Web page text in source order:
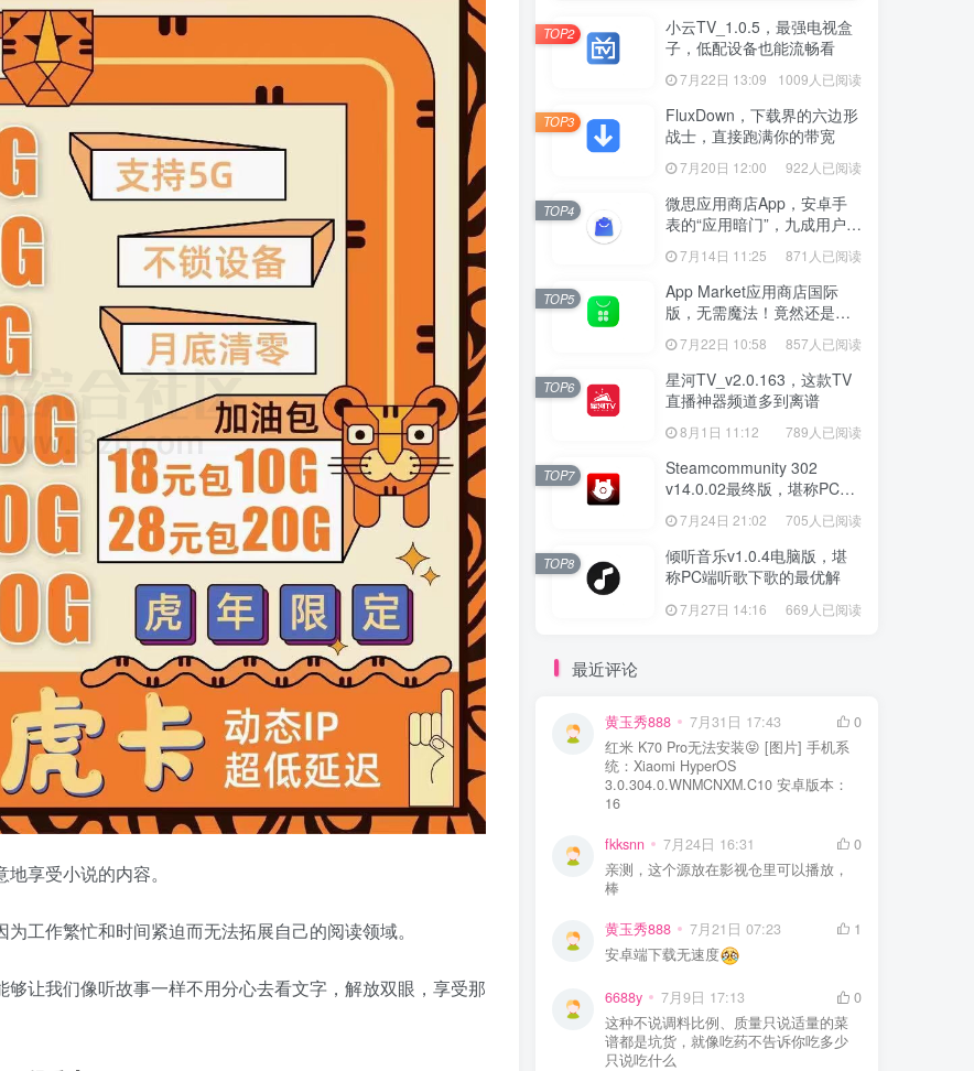
享受小说的内容。
工作繁忙和时间紧迫而无法拓展自己的阅读领域。
让我们像听故事一样不用分心去看文字，解放双眼，享受那
小云TV_1.0.5，最强电视盒
子，低配设备也能流畅看
7月22日 13:09 1009人已阅读
TOP2
FluxDown，下载界的六边形
战士，直接跑满你的带宽
7月20日 12:00 922人已阅读
TOP3
微思应用商店App，安卓手
表的“应用暗门”，九成用户还
没发现
7月14日 11:25 871人已阅读
TOP4
App Market应用商店国际
版，无需魔法！竟然还是大
厂出品？
7月22日 10:58 857人已阅读
TOP5
星河TV_v2.0.163，这款TV
直播神器频道多到离谱
8月1日 11:12 789人已阅读
TOP6
Steamcommunity 302
v14.0.02最终版，堪称PC玩
家必备的网络工具箱
7月24日 21:02 705人已阅读
TOP7
倾听音乐v1.0.4电脑版，堪
称PC端听歌下歌的最优解
7月27日 14:16 669人已阅读
TOP8
最近评论
黄玉秀888 7月31日 17:43
0
红米 K70 Pro无法安装😝 [图片] 手机系
统：Xiaomi HyperOS
3.0.304.0.WNMCNXM.C10 安卓版本：
16
fkksnn 7月24日 16:31
0
亲测，这个源放在影视仓里可以播放，
棒
黄玉秀888 7月21日 07:23
1
安卓端下载无速度
6688y 7月9日 17:13
0
这种不说调料比例、质量只说适量的菜
谱都是坑货，就像吃药不告诉你吃多少
只说吃什么